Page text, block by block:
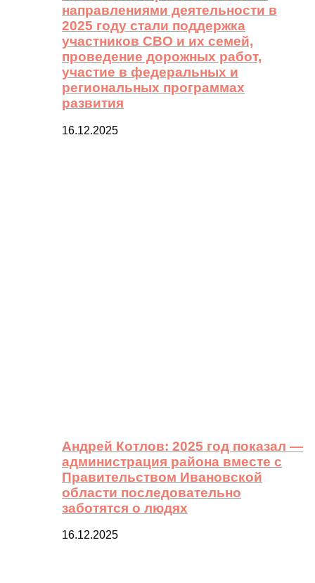
направлениями деятельности в
2025 году стали поддержка
участников СВО и их семей,
проведение дорожных работ,
участие в федеральных и
региональных программах
развития
16.12.2025
Андрей Котлов: 2025 год показал —
администрация района вместе с
Правительством Ивановской
области последовательно
заботятся о людях
16.12.2025